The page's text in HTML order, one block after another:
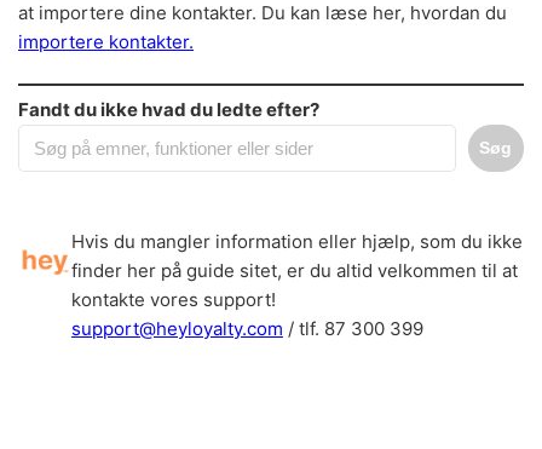
at importere dine kontakter. Du kan læse her, hvordan du
importere kontakter.
Fandt du ikke hvad du ledte efter?
Søg
Hvis du mangler information eller hjælp, som du ikke
finder her på guide sitet, er du altid velkommen til at
kontakte vores support!
support@heyloyalty.com / tlf. 87 300 399